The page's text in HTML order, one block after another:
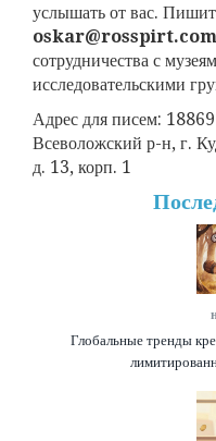
услышать от вас.
oskar@rosspirt.com
сотрудничества с
исследовательскими
Адрес для писем:
Всеволожский р-н, г.
д. 13, корп. 1
Глобальные тренды